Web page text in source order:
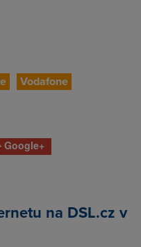
Vodafone
Google+
na DSL.cz v